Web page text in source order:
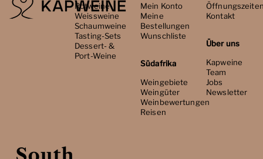
Rotweine
Weissweine
Schaumweine
Tasting-Sets
Dessert- &
Port-Weine
Mein Konto
Meine
Bestellungen
Wunschliste
Südafrika
Weingebiete
Weingüter
Weinbewertungen
Reisen
Kontakt
Über uns
Kapweine
Team
Jobs
Newsletter